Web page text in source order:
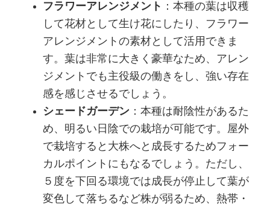
フラワーアレンジメント
：本種の葉は収穫
して花材として生け花にしたり、フラワー
アレンジメントの素材として活用できま
す。葉は非常に大きく豪華なため、アレン
ジメントでも主役級の働きをし、強い存在
感を感じさせるでしょう。
シェードガーデン ：本種は耐陰性があるた
め、明るい日陰での栽培が可能です。屋外
で栽培すると大株へと成長するためフォー
カルポイントにもなるでしょう。ただし、
５度を下回る環境では成長が停止して葉が
変色して落ちるなど株が弱るため、熱帯・